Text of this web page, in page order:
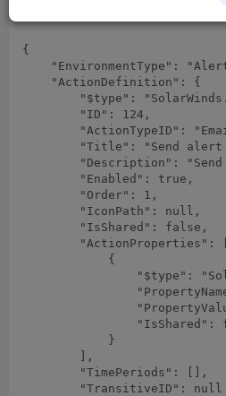
{
"EnvironmentType":
    "ActionDefinition": {
"$type":
        "ID": 124,
"ActionTypeID":
"Title": "Send
"Description":
        "Enabled": true,
        "Order": 1,
        "IconPath": null,
        "IsShared": false,
        "ActionProperties": [
            {
"$type":
"IsShared":
            }
        ],
        "TimePeriods": [],
        "TransitiveID": null